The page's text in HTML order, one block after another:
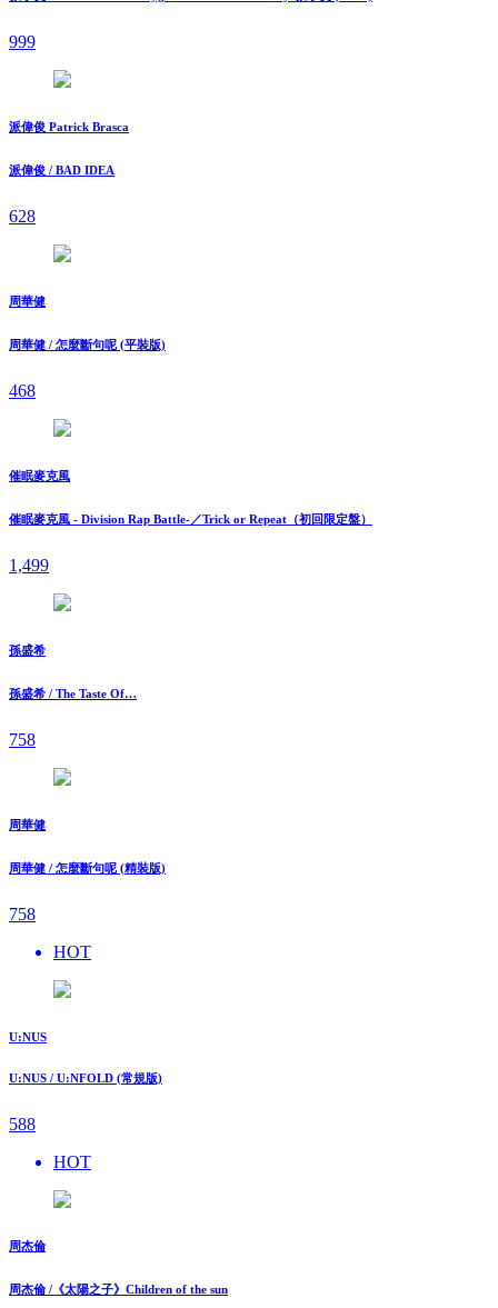
999
派偉俊 Patrick Brasca
派偉俊 / BAD IDEA
628
周華健
周華健 / 怎麼斷句呢 (平裝版)
468
催眠麥克風
催眠麥克風 - Division Rap Battle-／Trick or Repeat（初回限定盤）
1,499
孫盛希
孫盛希 / The Taste Of…
758
周華健
周華健 / 怎麼斷句呢 (精裝版)
758
HOT
U:NUS
U:NUS / U:NFOLD (常規版)
588
HOT
周杰倫
周杰倫 /《太陽之子》Children of the sun